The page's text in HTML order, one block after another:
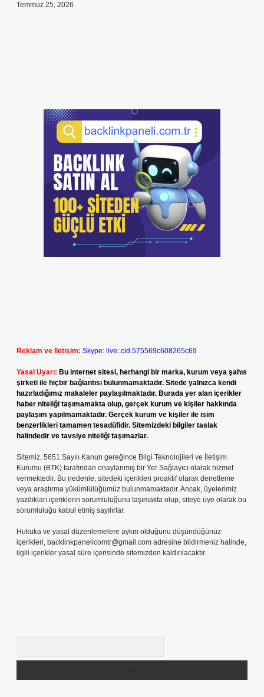
Temmuz 25, 2026
Reklam ve İletişim: Skype: live:.cid.575569c608265c69
Yasal Uyarı: Bu internet sitesi, herhangi bir marka, kurum veya şahıs
şirketi ile hiçbir bağlantısı bulunmamaktadır. Sitede yalnızca kendi
hazırladığımız makaleler paylaşılmaktadır. Burada yer alan içerikler
haber niteliği taşımamakta olup, gerçek kurum ve kişiler hakkında
paylaşım yapılmamaktadır. Gerçek kurum ve kişiler ile isim
benzerlikleri tamamen tesadüfidir. Sitemizdeki bilgiler taslak
halindedir ve tavsiye niteliği taşımazlar.
Sitemiz, 5651 Sayılı Kanun gereğince Bilgi Teknolojileri ve İletişim
Kurumu (BTK) tarafından onaylanmış bir Yer Sağlayıcı olarak hizmet
vermektedir. Bu nedenle, sitedeki içerikleri proaktif olarak denetleme
veya araştırma yükümlülüğümüz bulunmamaktadır. Ancak, üyelerimiz
yazdıkları içeriklerin sorumluluğunu taşımakta olup, siteye üye olarak bu
sorumluluğu kabul etmiş sayılırlar.
Hukuka ve yasal düzenlemelere aykırı olduğunu düşündüğünüz
içerikleri, backlinkpanelicomtr@gmail.com adresine bildirmeniz halinde,
ilgili içerikler yasal süre içerisinde sitemizden kaldırılacaktır.